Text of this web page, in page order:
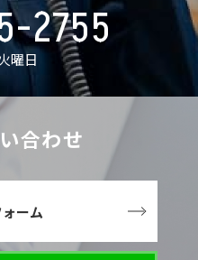
2755
曜日
合わせ
ーム